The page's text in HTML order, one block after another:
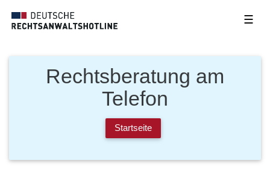
☰
Rechtsberatung am
Telefon
Startseite